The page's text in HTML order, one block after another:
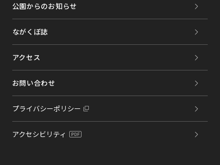
公園からのお知らせ
ながくぼ誌
アクセス
お問い合わせ
プライバシーポリシー
アクセシビリティ